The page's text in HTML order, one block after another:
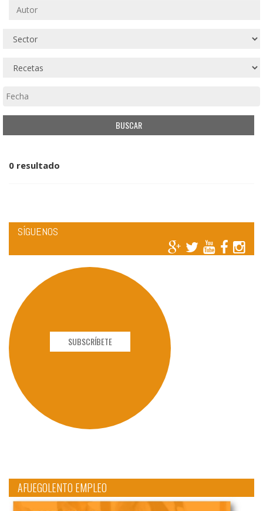
0 resultado
SÍGUENOS
SUBSCRÍBETE
AFUEGOLENTO EMPLEO